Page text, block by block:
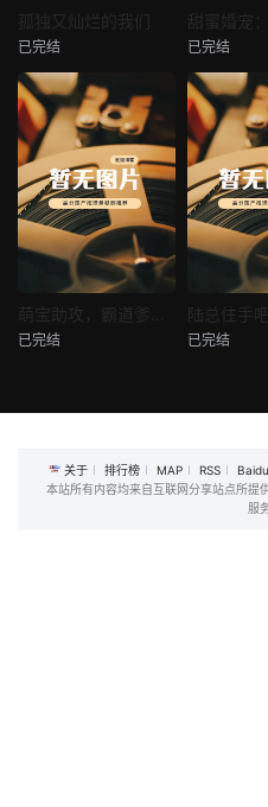
未知
孤独又灿烂的我们
已完结
热播
未知
已完结
热播
已完结
热播
已完结
关于 排行榜 MAP RSS Baidu
本站所有内容均来自互联网分享站点所提
服